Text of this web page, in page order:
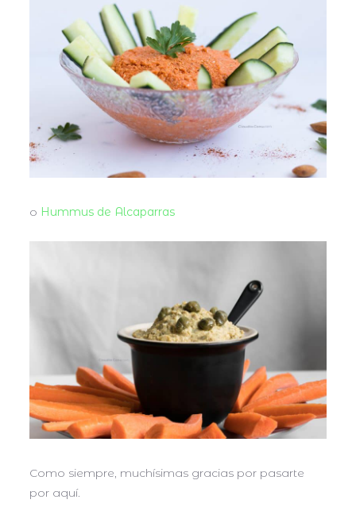
o Hummus de Alcaparras
Como siempre, muchísimas gracias por pasarte
por aquí.